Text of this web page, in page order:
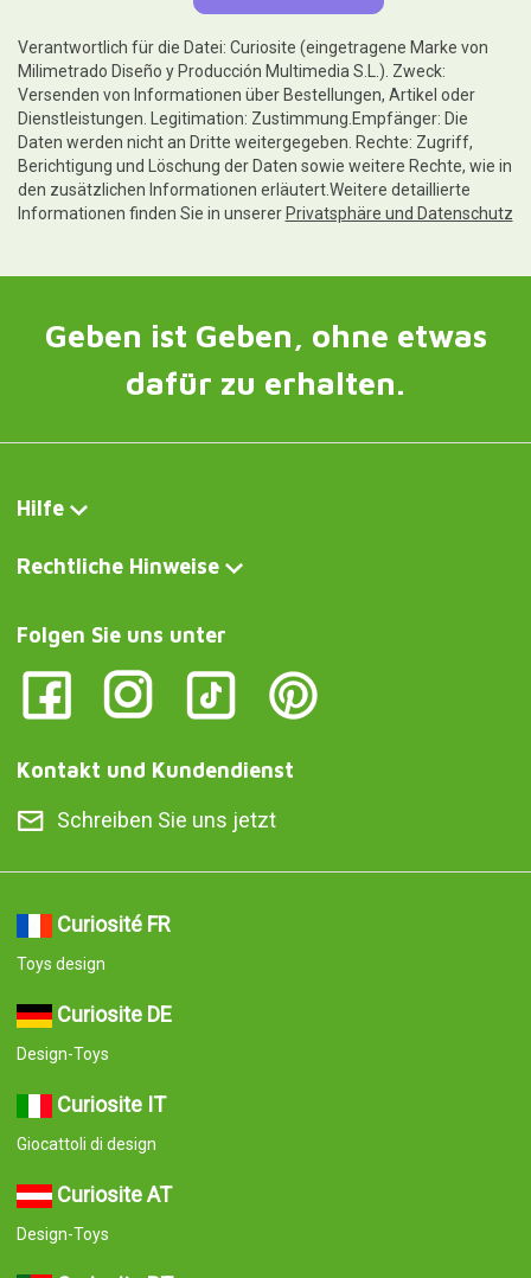
Verantwortlich für die Datei: Curiosite (eingetragene Marke von
Milimetrado Diseño y Producción Multimedia S.L.). Zweck:
Versenden von Informationen über Bestellungen, Artikel oder
Dienstleistungen. Legitimation: Zustimmung.Empfänger: Die
Daten werden nicht an Dritte weitergegeben. Rechte: Zugriff,
Berichtigung und Löschung der Daten sowie weitere Rechte, wie in
den zusätzlichen Informationen erläutert.Weitere detaillierte
Informationen finden Sie in unserer Privatsphäre und Datenschutz
Geben ist Geben, ohne etwas
dafür zu erhalten.
Hilfe
Rechtliche Hinweise
Folgen Sie uns unter
Kontakt und Kundendienst
Schreiben Sie uns jetzt
Curiosité FR
Toys design
Curiosite DE
Design-Toys
Curiosite IT
Giocattoli di design
Curiosite AT
Design-Toys